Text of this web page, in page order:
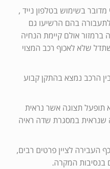
בשימוש בטלפון נייד ,
בהם הרשיעו גם
אולם קיימת הנחיה
שלא לאכוף רכב המצוי
הרכב נמצא בהתקן קבוע
תופעל תצוגה אשר נראית
שנראית במסגרת שדה ראיה
העבירה לציין פרטים רבים,
בנסיבות המקרה.